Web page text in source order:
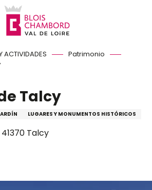
ACTIVIDADES
Patrimonio
Talcy
LUGARES Y MONUMENTOS HISTÓRICOS
Talcy
aux favoris